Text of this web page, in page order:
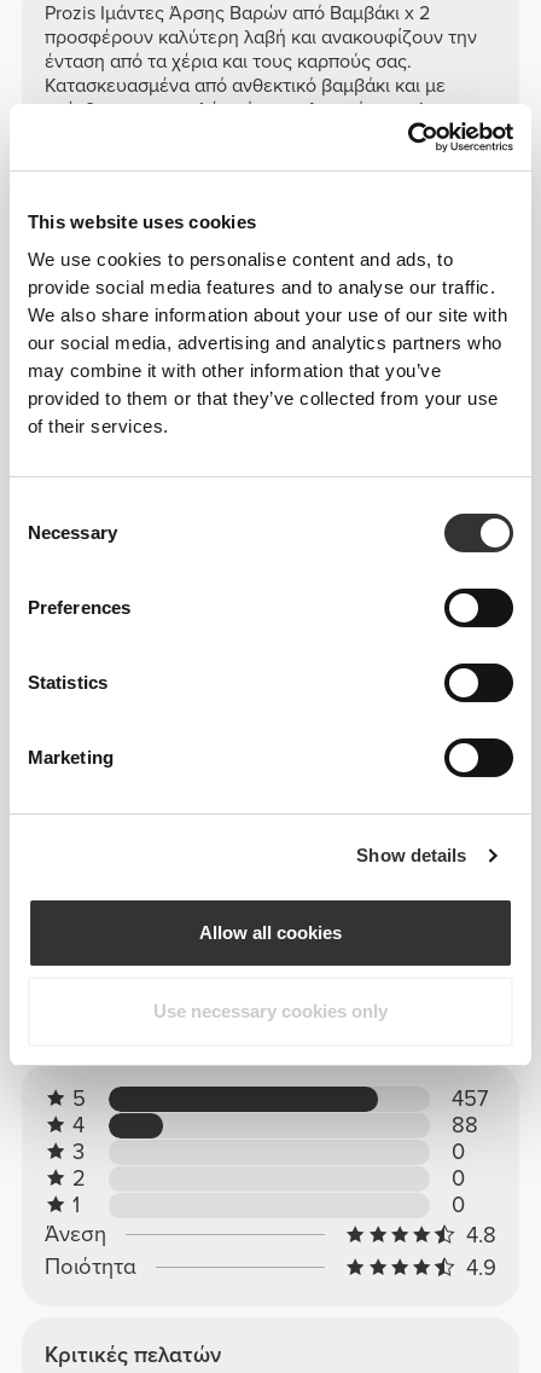
This website uses cookies
We use cookies to personalise content and ads, to
provide social media features and to analyse our traffic.
We also share information about your use of our site with
our social media, advertising and analytics partners who
may combine it with other information that you’ve
provided to them or that they’ve collected from your use
of their services.
Selection
Necessary
Preferences
Statistics
Marketing
Show details
Allow all cookies
Use necessary cookies only
Prozis Ιμάντες Άρσης Βαρών από Βαμβάκι x 2
προσφέρουν καλύτερη λαβή και ανακουφίζουν την
ένταση από τα χέρια και τους καρπούς σας.
Κατασκευασμένα από ανθεκτικό βαμβάκι και με
επένδυση για επιπλέον άνεση. Δοκιμάστε τα!
See size chart in product description.
Σύνθεση
85% Βαμβάκι
14% Πολυεστέρας PES
1% Ελαστάνη
Συνολικές κριτικές
4.84/5 545 κριτικές
5
457
4
88
3
0
2
0
1
0
Άνεση
4.8
Ποιότητα
4.9
Κριτικές πελατών